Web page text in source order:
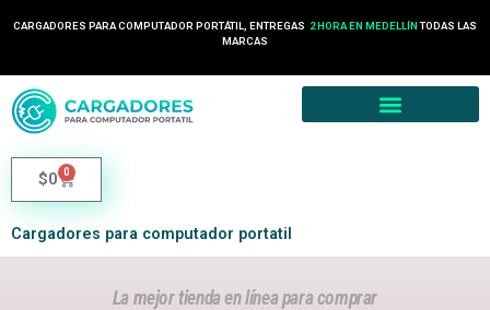
CARGADORES PARA COMPUTADOR PORTÁTIL, ENTREGAS 2 HORA EN MEDELLÍN
24 HORAS EN COLOMBIATODAS LAS
MARCAS
$0 0
Cargadores para computador portatil
La mejor tienda en línea para comprar